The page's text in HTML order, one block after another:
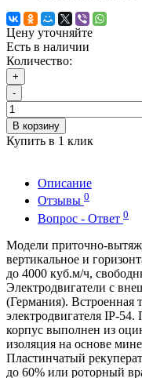
Цену уточняйте
Есть в наличии
Количество:
+
-
В корзину
Купить в 1 клик
Описание
Отзывы 0
Вопрос - Ответ 0
Модели приточно-
вертикальное и
до 4000 куб.м/ч,
Электродвигатели с
(Германия). Встроенная
электродвигателя IP-
корпус выполнен из
изоляция на основе
Пластинчатый
до 60% или роторный